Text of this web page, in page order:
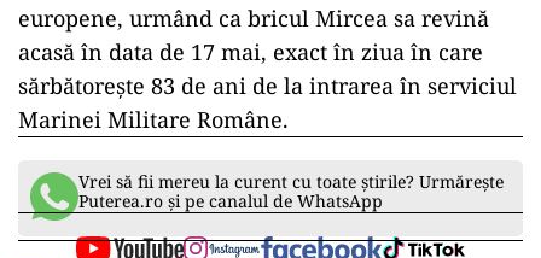
europene, urmând ca bricul Mircea sa revină
acasă în data de 17 mai, exact în ziua în care
sărbătorește 83 de ani de la intrarea în serviciul
Marinei Militare Române.
Vrei să fii mereu la curent cu toate știrile? Urmărește
Puterea.ro și pe canalul de WhatsApp